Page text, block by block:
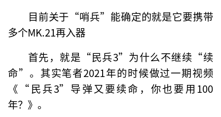
目前关于“哨兵”能确定的就是它要携带
多个MK.21再入器
首先，就是“民兵3”为什么不继续“续
命”。其实笔者2021年的时候做过一期视频
《“民兵3”导弹又要续命，你也要用100
年？》。